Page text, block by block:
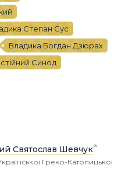
Степан Сус
Владика Богдан Дзюрах
Синод
Святослав Шевчук
Греко-Католицької